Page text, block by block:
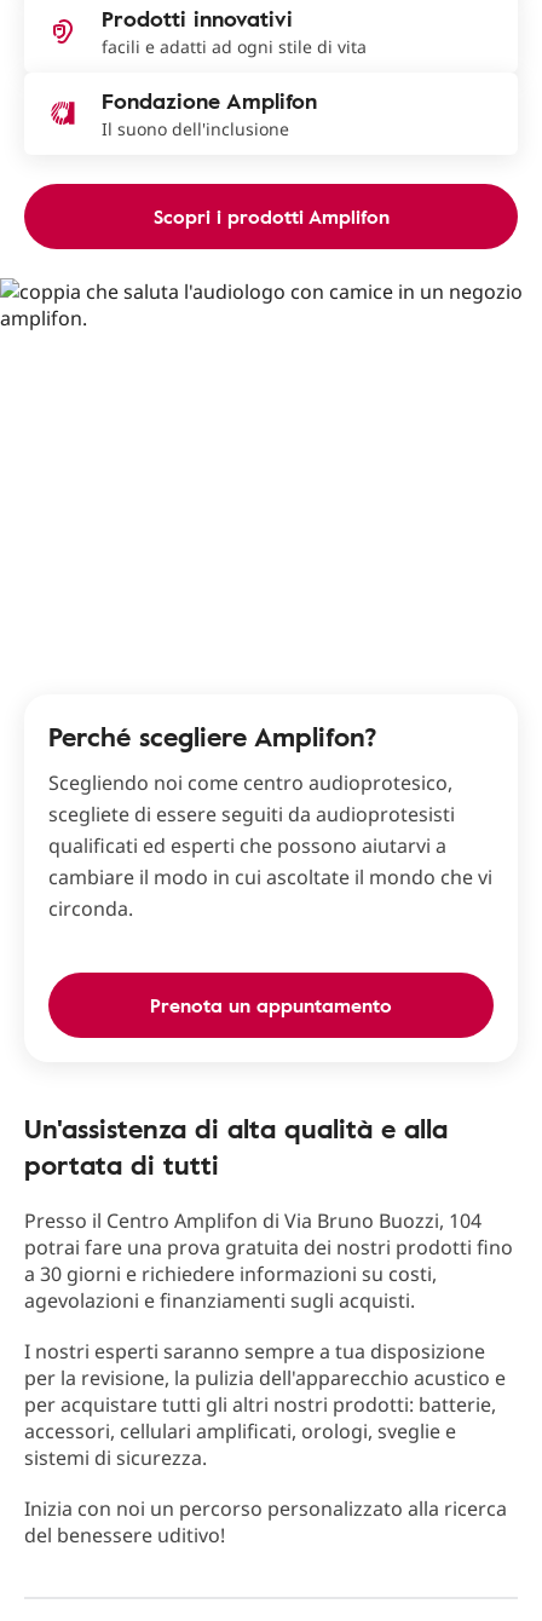
Prodotti innovativi
facili e adatti ad ogni stile di vita
Fondazione Amplifon
Il suono dell'inclusione
Scopri i prodotti Amplifon
Perché scegliere Amplifon?
Scegliendo noi come centro audioprotesico,
scegliete di essere seguiti da audioprotesisti
qualificati ed esperti che possono aiutarvi a
cambiare il modo in cui ascoltate il mondo che vi
circonda.
Prenota un appuntamento
Un'assistenza di alta qualità e alla
portata di tutti
Presso il Centro Amplifon di Via Bruno Buozzi, 104
potrai fare una prova gratuita dei nostri prodotti fino
a 30 giorni e richiedere informazioni su costi,
agevolazioni e finanziamenti sugli acquisti.
I nostri esperti saranno sempre a tua disposizione
per la revisione, la pulizia dell'apparecchio acustico e
per acquistare tutti gli altri nostri prodotti: batterie,
accessori, cellulari amplificati, orologi, sveglie e
sistemi di sicurezza.
Inizia con noi un percorso personalizzato alla ricerca
del benessere uditivo!